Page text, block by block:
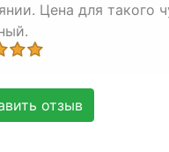
Цена для такого
отзыв